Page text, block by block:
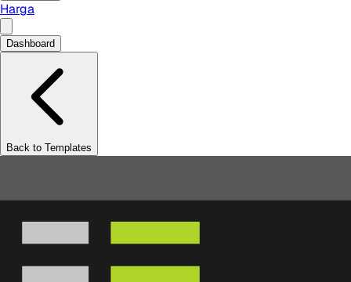
Harga
Dashboard
Back to Templates